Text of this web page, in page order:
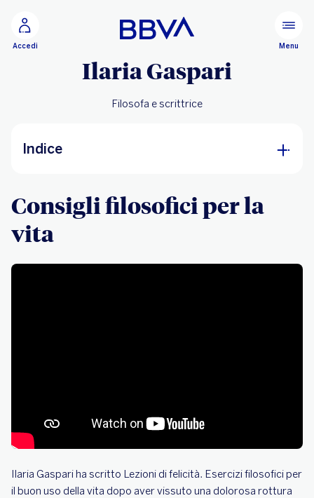
Configurare
Accedi Menu
Ilaria Gaspari
Filosofa e scrittrice
Indice
Consigli filosofici per la
vita
Ilaria Gaspari ha scritto Lezioni di felicità. Esercizi filosofici per
il buon uso della vita dopo aver vissuto una dolorosa rottura